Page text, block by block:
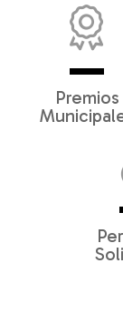
Premios